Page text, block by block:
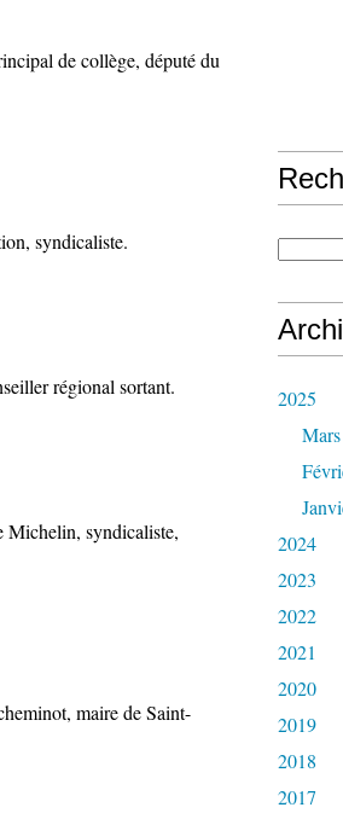
de collège, député du
syndicaliste.
régional sortant.
Michelin, syndicaliste,
maire de Saint-
2025
Mars
2024
2023
2022
2021
2020
2019
2018
2017